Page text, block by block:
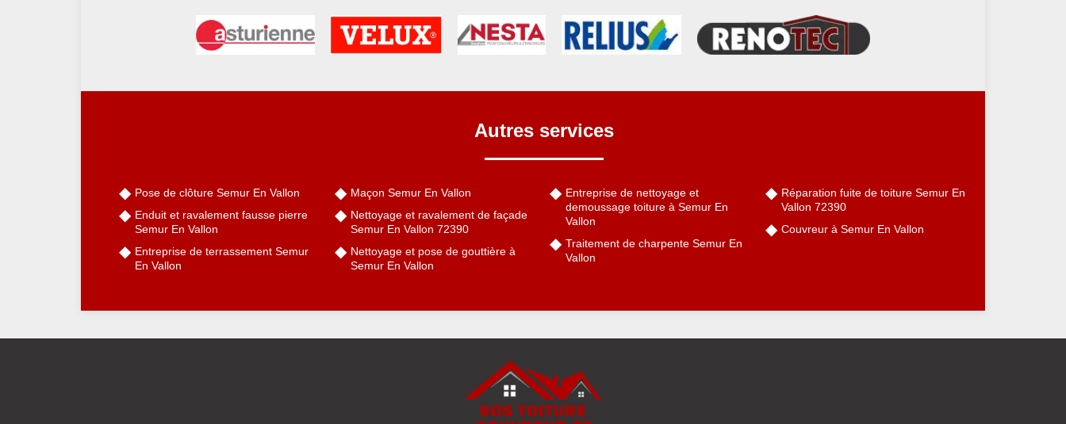
Autres services
Pose de clôture Semur En Vallon
Enduit et ravalement fausse pierre
Semur En Vallon
Entreprise de terrassement Semur
En Vallon
Maçon Semur En Vallon
Nettoyage et ravalement de façade
Semur En Vallon 72390
Nettoyage et pose de gouttière à
Semur En Vallon
Entreprise de nettoyage et
demoussage toiture à Semur En
Vallon
Traitement de charpente Semur En
Vallon
Réparation fuite de toiture Semur En
Vallon 72390
Couvreur à Semur En Vallon